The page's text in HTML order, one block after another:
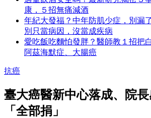
康，５招無痛減酒
年紀大發福？中年防肌少症，別漏
別只當病因，沒當成疾病
愛吃飯吃麵怕發胖？醫師教１招把
阿茲海默症、大腸癌
抗癌
臺大癌醫新中心落成、院
「全部捐」